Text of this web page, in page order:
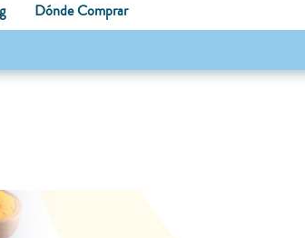
Dónde Comprar